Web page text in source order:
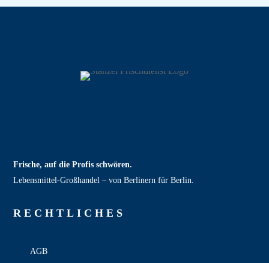
Frische, auf die Profis schwören.
Lebensmittel‑Großhandel – von Berlinern für Berlin.
RECHT­LICHES
AGB